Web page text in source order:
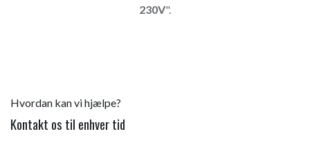
230V".
Hvordan kan vi hjælpe?
Kontakt os til enhver tid